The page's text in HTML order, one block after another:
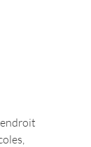
endroit